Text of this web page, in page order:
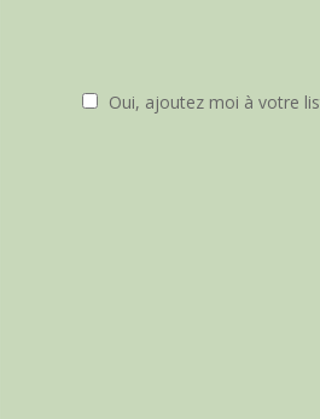
Oui, ajoutez moi à votre